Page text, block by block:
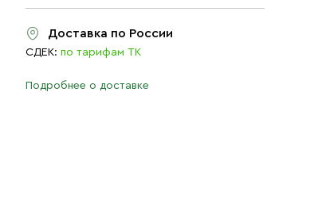
Доставка по России
СДЕК: по тарифам ТК
Подробнее о доставке